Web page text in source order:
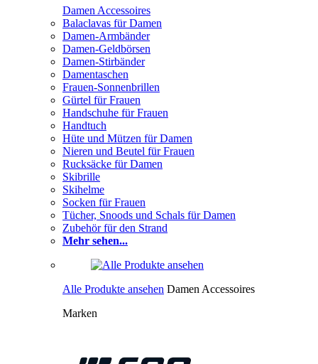
Damen Accessoires
Balaclavas für Damen
Damen-Armbänder
Damen-Geldbörsen
Damen-Stirbänder
Damentaschen
Frauen-Sonnenbrillen
Gürtel für Frauen
Handschuhe für Frauen
Handtuch
Hüte und Mützen für Damen
Nieren und Beutel für Frauen
Rucksäcke für Damen
Skibrille
Skihelme
Socken für Frauen
Tücher, Snoods und Schals für Damen
Zubehör für den Strand
Mehr sehen...
Alle Produkte ansehen Damen Accessoires
Marken